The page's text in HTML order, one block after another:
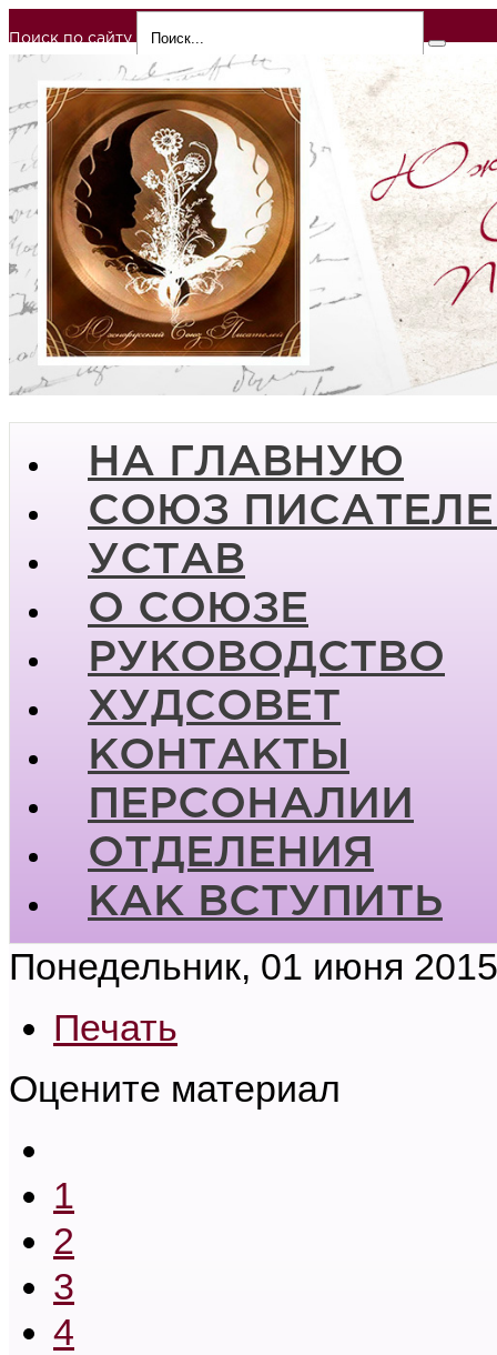
Поиск по сайту
НА ГЛАВНУЮ
СОЮЗ
УСТАВ
О СОЮЗЕ
РУКОВОДСТВО
ХУДСОВЕТ
КОНТАКТЫ
ПЕРСОНАЛИИ
ОТДЕЛЕНИЯ
КАК ВСТУПИТЬ
Понедельник, 01 июня
Печать
Оцените материал
1
2
3
4